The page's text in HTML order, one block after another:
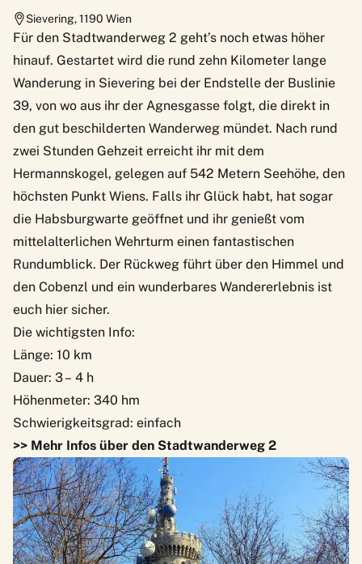
Sievering,1190 Wien
Für den Stadtwanderweg 2 geht’s noch etwas höher
hinauf. Gestartet wird die rund zehn Kilometer lange
Wanderung in Sievering bei der Endstelle der Buslinie
39, von wo aus ihr der Agnesgasse folgt, die direkt in
den gut beschilderten Wanderweg mündet. Nach rund
zwei Stunden Gehzeit erreicht ihr mit dem
Hermannskogel, gelegen auf 542 Metern Seehöhe, den
höchsten Punkt Wiens. Falls ihr Glück habt, hat sogar
die Habsburgwarte geöffnet und ihr genießt vom
mittelalterlichen Wehrturm einen fantastischen
Rundumblick. Der Rückweg führt über den Himmel und
den Cobenzl und ein wunderbares Wandererlebnis ist
euch hier sicher.
Die wichtigsten Info:
Länge: 10 km
Dauer: 3 – 4 h
Höhenmeter: 340 hm
Schwierigkeitsgrad: einfach
>> Mehr Infos über den Stadtwanderweg 2